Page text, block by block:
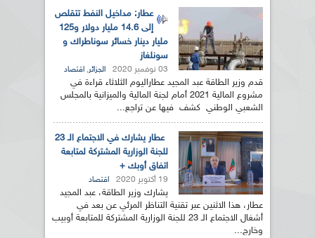
عطار: مداخيل النفط تتقلص
إلى 14.6 مليار دولار و125
مليار دينار خسائر سوناطراك و
سونلغاز
03 نوفمبر 2020 الجزائر, اقتصاد
قدم وزير الطاقة عبد المجيد عطاراليوم الثلاثاء قراءة في
مشروع المالية 2021 أمام لجنة المالية والميزانية بالمجلس
الشعبي الوطني كشف فيها عن تراجع...
عطار يشارك في الاجتماع الـ 23
للجنة الوزارية المشتركة لمتابعة
اتفاق أوبك +
19 أكتوبر 2020 اقتصاد
يشارك وزير الطاقة، عبد المجيد
عطار، هذا الاثنين عبر تقنية التناظر المرئي عن بعد في
أشغال الاجتماع الـ 23 للجنة الوزارية المشتركة للمتابعة أوبيب
وخارج...